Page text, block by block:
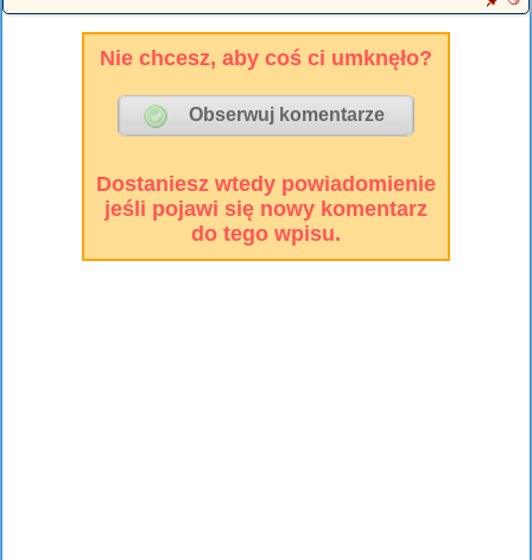
Nie chcesz, aby coś ci umknęło?
Dostaniesz wtedy powiadomienie
jeśli pojawi się nowy komentarz
do tego wpisu.